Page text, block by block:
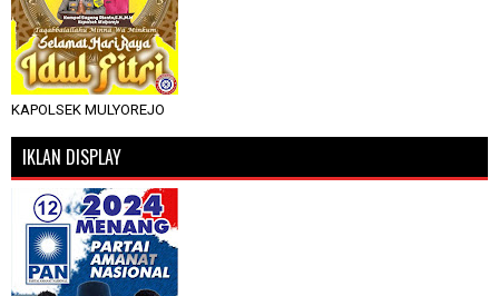
KAPOLSEK MULYOREJO
IKLAN DISPLAY